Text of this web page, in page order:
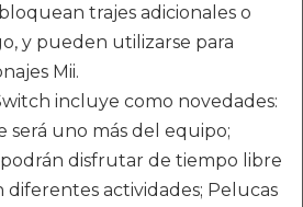
trajes adicionales o
y pueden utilizarse para
Mii.
incluye como novedades:
será uno más del equipo;
podrán disfrutar de tiempo libre
actividades; Pelucas